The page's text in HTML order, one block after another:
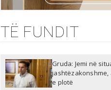
TË FUNDIT
Gruda: Jemi në
jashtëzakonshme,
e plotë